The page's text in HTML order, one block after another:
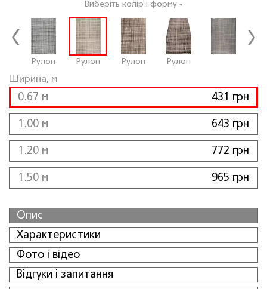
Ширина, м
0.67 м 431 грн
1.00 м 643 грн
1.20 м 772 грн
1.50 м 965 грн
Виберіть колір і форму -
Рулон Рулон Рулон Рулон
Опис
Характеристики
Фото і відео
Відгуки і запитання